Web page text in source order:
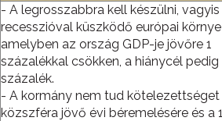
- A legrosszabbra kell készülni,
recesszióval küszködő európai
amelyben az ország GDP-je jövőre 1
százalékkal csökken, a hiánycél pedig
százalék.
- A kormány nem tud kötelezettséget
közszféra jövő évi béremelésére és a